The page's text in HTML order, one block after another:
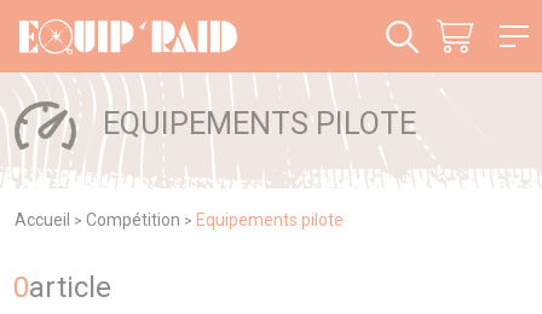
EQUIPEMENTS PILOTE
Accueil > Compétition > Equipements pilote
0article
Panneau de gestion des cookies